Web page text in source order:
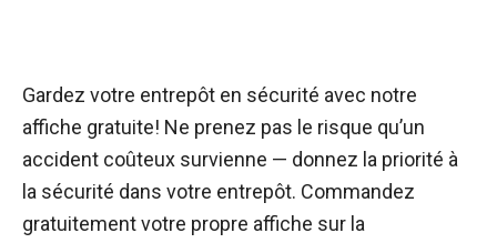
Gardez votre entrepôt en sécurité avec notre
affiche gratuite! Ne prenez pas le risque qu’un
accident coûteux survienne — donnez la priorité à
la sécurité dans votre entrepôt. Commandez
gratuitement votre propre affiche sur la